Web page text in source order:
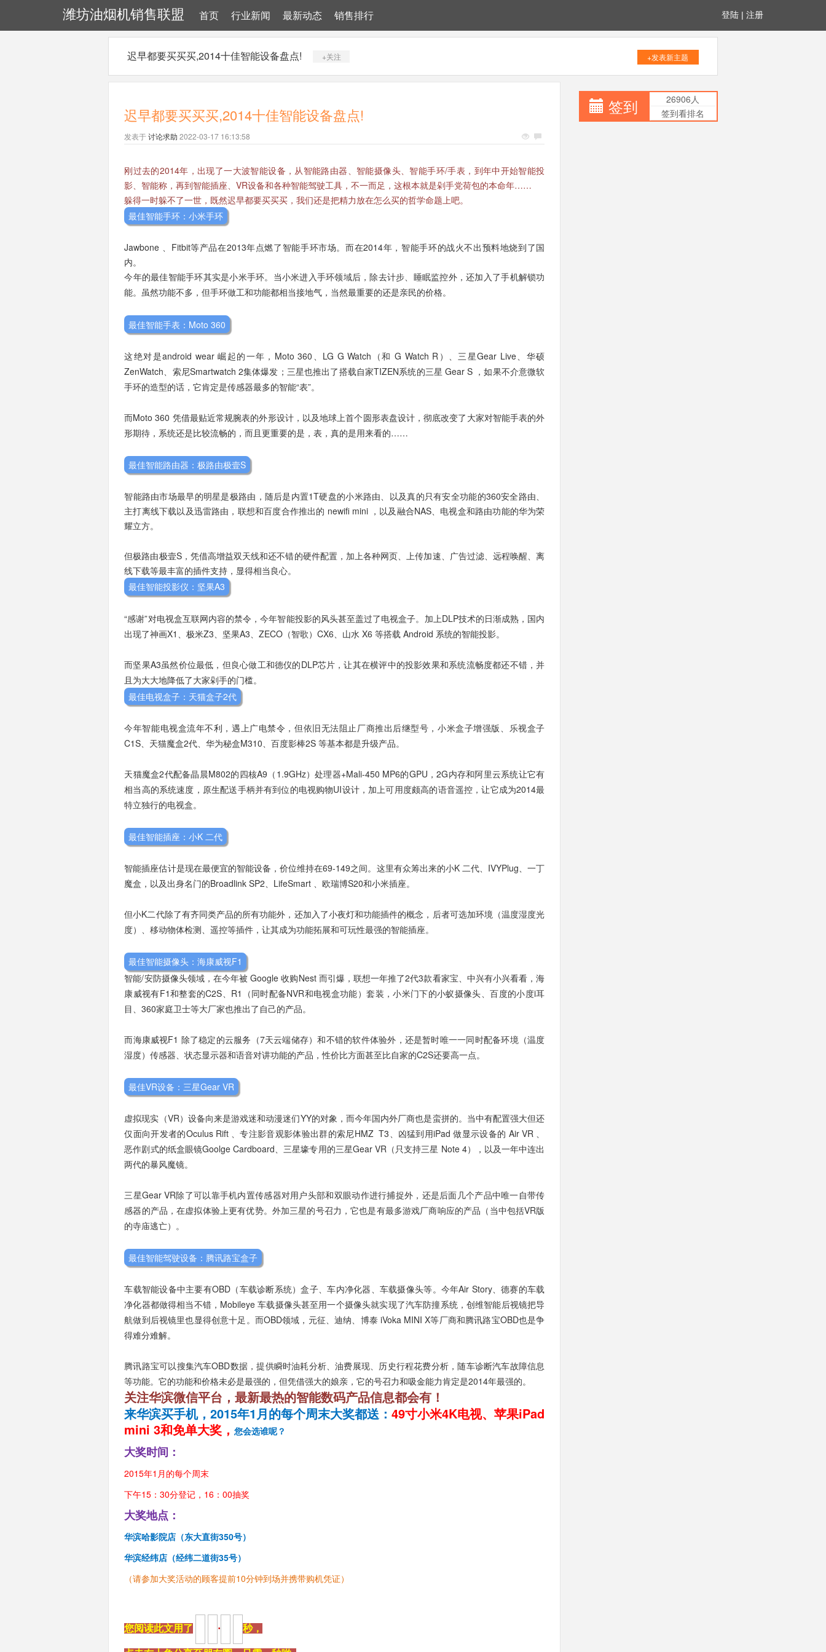
潍坊油烟机销售联盟 首页 行业新闻 最新动态 销售排行 登陆 | 注册
迟早都要买买买,2014十佳智能设备盘点! +关注 +发表新主题
迟早都要买买买,2014十佳智能设备盘点!
发表于讨论求助 2022-03-17 16:13:58
刚过去的2014年，出现了一大波智能设备，从智能路由器、智能摄像头、智能手环/手表，到年中开始智能投
影、智能称，再到智能插座、VR设备和各种智能驾驶工具，不一而足，这根本就是剁手党荷包的本命年……
躲得一时躲不了一世，既然迟早都要买买买，我们还是把精力放在怎么买的哲学命题上吧。
最佳智能手环：小米手环
Jawbone 、Fitbit等产品在2013年点燃了智能手环市场。而在2014年，智能手环的战火不出预料地烧到了国
内。
今年的最佳智能手环其实是小米手环。当小米进入手环领域后，除去计步、睡眠监控外，还加入了手机解锁功
能。虽然功能不多，但手环做工和功能都相当接地气，当然最重要的还是亲民的价格。
最佳智能手表：Moto 360
这绝对是android wear 崛起的一年，Moto 360、LG G Watch（和 G Watch R）、三星Gear Live、华硕
ZenWatch、索尼Smartwatch 2集体爆发；三星也推出了搭载自家TIZEN系统的三星 Gear S ，如果不介意微软
手环的造型的话，它肯定是传感器最多的智能“表”。
而Moto 360 凭借最贴近常规腕表的外形设计，以及地球上首个圆形表盘设计，彻底改变了大家对智能手表的外
形期待，系统还是比较流畅的，而且更重要的是，表，真的是用来看的……
最佳智能路由器：极路由极壹S
智能路由市场最早的明星是极路由，随后是内置1T硬盘的小米路由、以及真的只有安全功能的360安全路由、
主打离线下载以及迅雷路由，联想和百度合作推出的 newifi mini ，以及融合NAS、电视盒和路由功能的华为荣
耀立方。
但极路由极壹S，凭借高增益双天线和还不错的硬件配置，加上各种网页、上传加速、广告过滤、远程唤醒、离
线下载等最丰富的插件支持，显得相当良心。
最佳智能投影仪：坚果A3
“感谢”对电视盒互联网内容的禁令，今年智能投影的风头甚至盖过了电视盒子。加上DLP技术的日渐成熟，国内
出现了神画X1、极米Z3、坚果A3、ZECO（智歌）CX6、山水 X6 等搭载 Android 系统的智能投影。
而坚果A3虽然价位最低，但良心做工和德仪的DLP芯片，让其在横评中的投影效果和系统流畅度都还不错，并
且为大大地降低了大家剁手的门槛。
最佳电视盒子：天猫盒子2代
今年智能电视盒流年不利，遇上广电禁令，但依旧无法阻止厂商推出后继型号，小米盒子增强版、乐视盒子
C1S、天猫魔盒2代、华为秘盒M310、百度影棒2S 等基本都是升级产品。
天猫魔盒2代配备晶晨M802的四核A9（1.9GHz）处理器+Mali-450 MP6的GPU，2G内存和阿里云系统让它有
相当高的系统速度，原生配送手柄并有到位的电视购物UI设计，加上可用度颇高的语音遥控，让它成为2014最
特立独行的电视盒。
最佳智能插座：小K 二代
智能插座估计是现在最便宜的智能设备，价位维持在69-149之间。这里有众筹出来的小K 二代、IVYPlug、一丁
魔盒，以及出身名门的Broadlink SP2、LifeSmart 、欧瑞博S20和小米插座。
但小K二代除了有齐同类产品的所有功能外，还加入了小夜灯和功能插件的概念，后者可选加环境（温度湿度光
度）、移动物体检测、遥控等插件，让其成为功能拓展和可玩性最强的智能插座。
最佳智能摄像头：海康威视F1
智能/安防摄像头领域，在今年被 Google 收购Nest 而引爆，联想一年推了2代3款看家宝、中兴有小兴看看，海
康威视有F1和整套的C2S、R1（同时配备NVR和电视盒功能）套装，小米门下的小蚁摄像头、百度的小度i耳
目、360家庭卫士等大厂家也推出了自己的产品。
而海康威视F1 除了稳定的云服务（7天云端储存）和不错的软件体验外，还是暂时唯一一同时配备环境（温度
湿度）传感器、状态显示器和语音对讲功能的产品，性价比方面甚至比自家的C2S还要高一点。
最佳VR设备：三星Gear VR
虚拟现实（VR）设备向来是游戏迷和动漫迷们YY的对象，而今年国内外厂商也是蛮拼的。当中有配置强大但还
仅面向开发者的Oculus Rift 、专注影音观影体验出群的索尼HMZ  T3、凶猛到用iPad 做显示设备的 Air VR 、
恶作剧式的纸盒眼镜Goolge Cardboard、三星壕专用的三星Gear VR（只支持三星 Note 4），以及一年中连出
两代的暴风魔镜。
三星Gear VR除了可以靠手机内置传感器对用户头部和双眼动作进行捕捉外，还是后面几个产品中唯一自带传
感器的产品，在虚拟体验上更有优势。外加三星的号召力，它也是有最多游戏厂商响应的产品（当中包括VR版
的寺庙逃亡）。
最佳智能驾驶设备：腾讯路宝盒子
车载智能设备中主要有OBD（车载诊断系统）盒子、车内净化器、车载摄像头等。今年Air Story、德赛的车载
净化器都做得相当不错，Mobileye 车载摄像头甚至用一个摄像头就实现了汽车防撞系统，创维智能后视镜把导
航做到后视镜里也显得创意十足。而OBD领域，元征、迪纳、博泰 iVoka MINI X等厂商和腾讯路宝OBD也是争
得难分难解。
腾讯路宝可以搜集汽车OBD数据，提供瞬时油耗分析、油费展现、历史行程花费分析，随车诊断汽车故障信息
等功能。它的功能和价格未必是最强的，但凭借强大的娘亲，它的号召力和吸金能力肯定是2014年最强的。
关注华滨微信平台，最新最热的智能数码产品信息都会有！
来华滨买手机，2015年1月的每个周末大奖都送：49寸小米4K电视、苹果iPad
mini 3和免单大奖，您会选谁呢？
大奖时间：
2015年1月的每个周末
下午15：30分登记，16：00抽奖
大奖地点：
华滨哈影院店（东大直街350号）
华滨经纬店（经纬二道街35号）
（请参加大奖活动的顾客提前10分钟到场并携带购机凭证）
您阅读此文用了 · 秒，
签到
26906人
签到看排名